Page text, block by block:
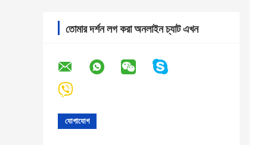
তোমার দর্শন লগ করা অনলাইন চ্যাট এখন